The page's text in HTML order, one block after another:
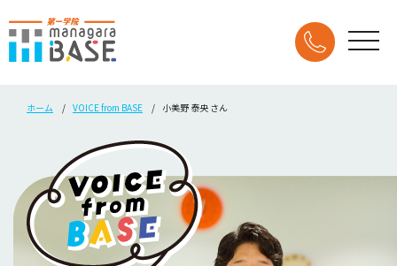
ホーム VOICE from BASE 小美野 泰央 さん